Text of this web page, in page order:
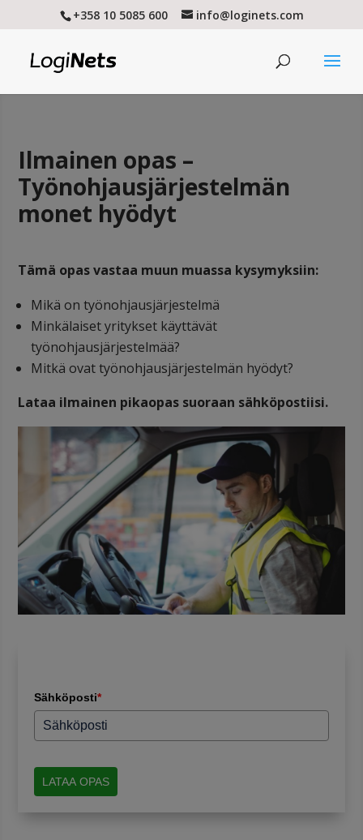
+358 10 5085 600 info@loginets.com
Ilmainen opas –
Työnohjausjärjestelmän
monet hyödyt
Tämä opas vastaa muun muassa kysymyksiin:
Mikä on työnohjausjärjestelmä
Minkälaiset yritykset käyttävät
työnohjausjärjestelmää?
Mitkä ovat työnohjausjärjestelmän hyödyt?
Lataa ilmainen pikaopas suoraan sähköpostiisi.
Sähköposti*
LATAA OPAS